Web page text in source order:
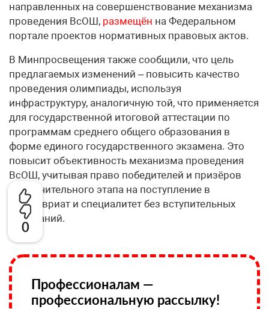
0
направленных на совершенствование механизма
проведения ВсОШ, размещён на Федеральном
портале проектов нормативных правовых актов.
В Минпросвещения также сообщили, что цель
предлагаемых изменений – повысить качество
проведения олимпиады, используя
инфраструктуру, аналогичную той, что применяется
для государственной итоговой аттестации по
программам среднего общего образования в
форме единого государственного экзамена. Это
повысит объективность механизма проведения
ВсОШ, учитывая право победителей и призёров
заключительного этапа на поступление в
бакалавриат и специалитет без вступительных
испытаний.
Профессионалам —
профессиональную рассылку!